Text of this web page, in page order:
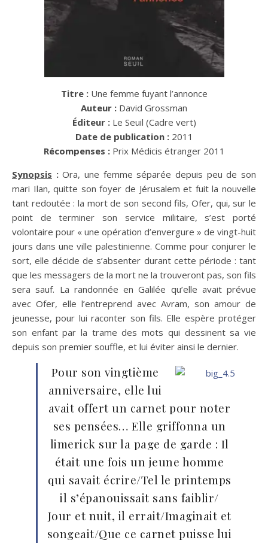
Titre : Une femme fuyant l’annonce
Auteur : David Grossman
Éditeur : Le Seuil (Cadre vert)
Date de publication : 2011
Récompenses : Prix Médicis étranger 2011
Synopsis :Ora, une femme séparée depuis peu de son
mari Ilan, quitte son foyer de Jérusalem et fuit la nouvelle
tant redoutée : la mort de son second fils, Ofer, qui, sur le
point de terminer son service militaire, s’est porté
volontaire pour « une opération d’envergure » de vingt-huit
jours dans une ville palestinienne. Comme pour conjurer le
sort, elle décide de s’absenter durant cette période : tant
que les messagers de la mort ne la trouveront pas, son fils
sera sauf. La randonnée en Galilée qu’elle avait prévue
avec Ofer, elle l’entreprend avec Avram, son amour de
jeunesse, pour lui raconter son fils. Elle espère protéger
son enfant par la trame des mots qui dessinent sa vie
depuis son premier souffle, et lui éviter ainsi le dernier.
Pour son vingtième
anniversaire, elle lui
avait offert un carnet pour noter
ses pensées… Elle griffonna un
limerick sur la page de garde : Il
était une fois un jeune homme
qui savait écrire/Tel le printemps
il s’épanouissait sans faiblir/
Jour et nuit, il errait/Imaginait et
songeait/Que ce carnet puisse lui